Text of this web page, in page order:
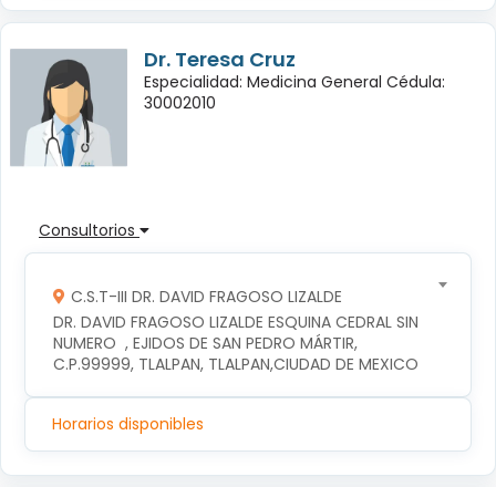
Dr. Teresa Cruz
Especialidad: Medicina General Cédula:
30002010
Consultorios
C.S.T-III DR. DAVID FRAGOSO LIZALDE
DR. DAVID FRAGOSO LIZALDE ESQUINA CEDRAL SIN
NUMERO  , EJIDOS DE SAN PEDRO MÁRTIR,
C.P.99999, TLALPAN, TLALPAN,CIUDAD DE MEXICO
Horarios disponibles